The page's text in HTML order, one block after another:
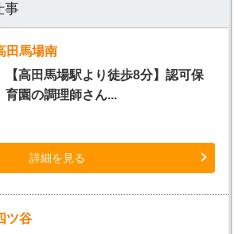
事
田馬場南
【高田馬場駅より徒歩8分】認可保
育園の調理師さん...
詳細を見る
ツ谷